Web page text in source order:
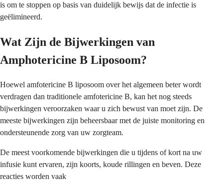
is om te stoppen op basis van duidelijk bewijs dat de infectie is
geëlimineerd.
Wat Zijn de Bijwerkingen van
Amphotericine B Liposoom?
Hoewel amfotericine B liposoom over het algemeen beter wordt
verdragen dan traditionele amfotericine B, kan het nog steeds
bijwerkingen veroorzaken waar u zich bewust van moet zijn. De
meeste bijwerkingen zijn beheersbaar met de juiste monitoring en
ondersteunende zorg van uw zorgteam.
De meest voorkomende bijwerkingen die u tijdens of kort na uw
infusie kunt ervaren, zijn koorts, koude rillingen en beven. Deze
reacties worden vaak